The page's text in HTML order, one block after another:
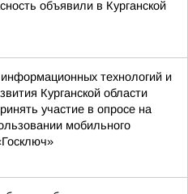
объявили в Курганской
технологий и
Курганской области
участие в опросе на
мобильного